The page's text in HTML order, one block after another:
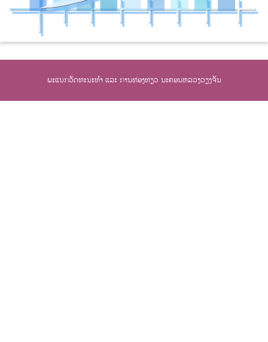
ພະແນກວັດທະນະທຳ ແລະ ການທ່ອງທ່ຽວ ນະຄອນຫລວງວຽງຈັນ